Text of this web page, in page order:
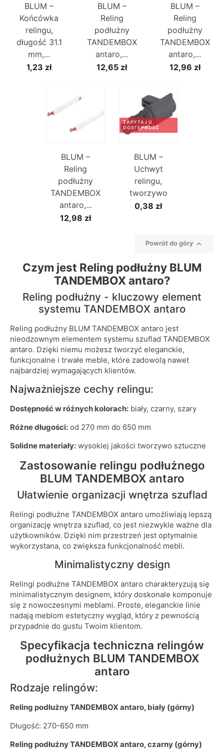
BLUM –
Końcówka
relingu,
długość 31.1
mm,...
1,23 zł
BLUM –
Reling
podłużny
TANDEMBOX
antaro,...
12,65 zł
BLUM –
Reling
podłużny
TANDEMBOX
antaro,...
12,96 zł
BLUM –
Reling
podłużny
TANDEMBOX
antaro,...
12,98 zł
BLUM –
Uchwyt
relingu,
tworzywo
0,38 zł
ZAPYTAJ O
DOSTĘPNOŚĆ
Powrót do góry 
Czym jest Reling podłużny BLUM
TANDEMBOX antaro?
Reling podłużny - kluczowy element
systemu TANDEMBOX antaro
Reling podłużny BLUM TANDEMBOX antaro jest
nieodzownym elementem systemu szuflad TANDEMBOX
antaro. Dzięki niemu możesz tworzyć eleganckie,
funkcjonalne i trwałe meble, które zadowolą nawet
najbardziej wymagających klientów.
Najważniejsze cechy relingu:
Dostępność w różnych kolorach: biały, czarny, szary
Różne długości: od 270 mm do 650 mm
Solidne materiały: wysokiej jakości tworzywo sztuczne
Zastosowanie relingu podłużnego
BLUM TANDEMBOX antaro
Ułatwienie organizacji wnętrza szuflad
Relingi podłużne TANDEMBOX antaro umożliwiają lepszą
organizację wnętrza szuflad, co jest niezwykle ważne dla
użytkowników. Dzięki nim przestrzeń jest optymalnie
wykorzystana, co zwiększa funkcjonalność mebli.
Minimalistyczny design
Relingi podłużne TANDEMBOX antaro charakteryzują się
minimalistycznym designem, który doskonale komponuje
się z nowoczesnymi meblami. Proste, eleganckie linie
nadają meblom estetyczny wygląd, który z pewnością
przypadnie do gustu Twoim klientom.
Specyfikacja techniczna relingów
podłużnych BLUM TANDEMBOX
antaro
Rodzaje relingów:
Reling podłużny TANDEMBOX antaro, biały (górny)
Długość: 270-650 mm
Reling podłużny TANDEMBOX antaro, czarny (górny)